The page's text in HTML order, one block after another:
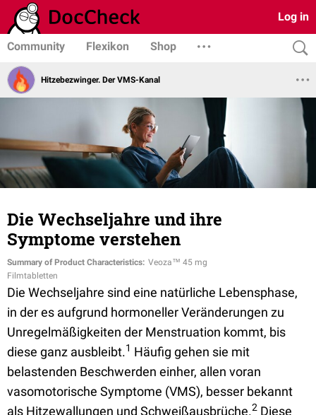
Log in
Community Flexikon Shop
Hitzebezwinger. Der VMS-Kanal
Die Wechseljahre und ihre
Symptome verstehen
Summary of Product Characteristics: Veoza™ 45 mg
Filmtabletten
Die Wechseljahre sind eine natürliche Lebensphase,
in der es aufgrund hormoneller Veränderungen zu
Unregelmäßigkeiten der Menstruation kommt, bis
diese ganz ausbleibt.1 Häufig gehen sie mit
belastenden Beschwerden einher, allen voran
vasomotorische Symptome (VMS), besser bekannt
als Hitzewallungen und Schweißausbrüche.2 Diese